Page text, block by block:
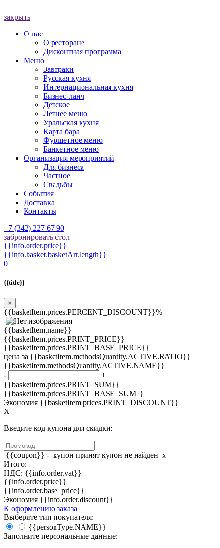
закрыть
О нас
О ресторане
Дисконтная программа
Меню
Завтраки
Русская кухня
Интернациональная кухня
Бизнес-ланч
Детское
Летнее меню
Уральская кухня
Карта бара
Фуршетное меню
Банкетное меню
Организация мероприятий
Для бизнеса
Частное
Свадьбы
События
Доставка
Контакты
+7 (342) 227 67 90
забронировать стол
{{info.order.price}}
{{info.basket.basketArr.length}}
0
{{title}}
×
{{basketItem.prices.PERCENT_DISCOUNT}}%
{{basketItem.name}}
{{basketItem.prices.PRINT_PRICE}}
{{basketItem.prices.PRINT_BASE_PRICE}}
цена за {{basketItem.methodsQuantity.ACTIVE.RATIO}}
{{basketItem.methodsQuantity.ACTIVE.NAME}}
-
+
{{basketItem.prices.PRINT_SUM}}
{{basketItem.prices.PRINT_BASE_SUM}}
Экономия {{basketItem.prices.PRINT_DISCOUNT}}
X
Введите код купона для скидки:
{{coupon}} - купон принят купон не найден x
Итого:
НДС: {{info.order.vat}}
{{info.order.price}}
{{info.order.base_price}}
Экономия {{info.order.discount}}
К оформлению заказа
Выберите тип покупателя:
{{personType.NAME}}
Заполните персональные данные: